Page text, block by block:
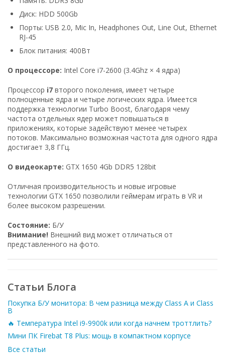
Диск: HDD 500Gb
Порты: USB 2.0, Mic In, Headphones Out, Line Out, Ethernet
RJ-45
Блок питания: 400Вт
О процессоре: Intel Core i7-2600 (3.4Ghz × 4 ядра)
Процессор i7 второго поколения, имеет четыре
полноценные ядра и четыре логических ядра. Имеется
поддержка технологии Turbo Boost, благодаря чему
частота отдельных ядер может повышаться в
приложениях, которые задействуют менее четырех
потоков. Максимально возможная частота для одного ядра
достигает 3,8 ГГц.
О видеокарте: GTX 1650 4Gb DDR5 128bit
Отличная производительность и новые игровые
технологии GTX 1650 позволили геймерам играть в VR и
более высоком разрешении.
Состояние: Б/У
Внимание! Внешний вид может отличаться от
представленного на фото.
Статьи Блога
Покупка Б/У монитора: В чем разница между Class A и Class
B
🔥 Температура Intel i9-9900k или когда начнем троттлить?
Мини ПК Firebat T8 Plus: мощь в компактном корпусе
Все статьи